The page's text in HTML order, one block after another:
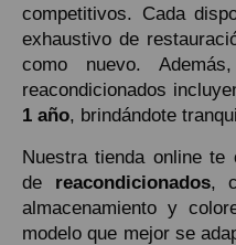
competitivos. Cada
exhaustivo de
como nuevo.
reacondicionados
1 año, brindándote
Nuestra tienda online te
de reacondicionados,
almacenamiento y
modelo que mejor se